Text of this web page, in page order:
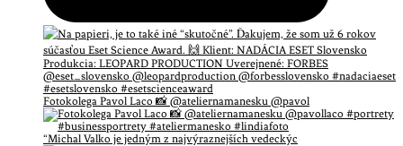
Fotokolega Pavol Laco 📸 @ateliernamanesku @pavol
“Michal Valko je jedným z najvýraznejších vedeckýc